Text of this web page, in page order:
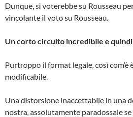
Dunque, si voterebbe su Rousseau
vincolante il voto su Rousseau.
Un corto circuito incredibile e quindi
Purtroppo il format legale, così com’è
modificabile.
Una distorsione inaccettabile in una
nostra, assolutamente paradossale